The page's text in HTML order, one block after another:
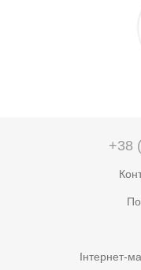
+38
Інтернет-